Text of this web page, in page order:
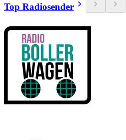
Top Radiosender